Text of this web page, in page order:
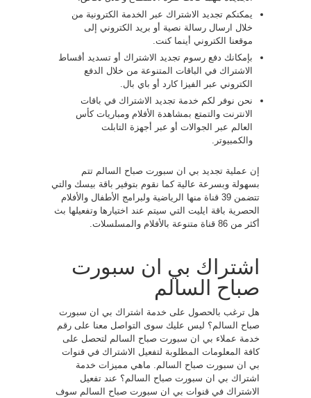
يمكنكم تجديد الاشتراك عبر الخدمة الكترونية من
خلال ارسال رسالة نصية أو بريد الكتروني إلى
موقعنا الكتروني أينما كنت.
بإمكانك دفع رسوم تجديد الاشتراك أو تسديد أقساط
الاشتراك في الباقات المتنوعة من خلال الدفع
الكتروني عبر الفيزا كارد أو باي بال.
نحن نوفر لكم خدمة تجديد الاشتراك في باقات
الانترنت والتمتع بمشاهدة الأفلام ومباريات كأس
العالم عبر الجوالات أو عبر أجهزة التابلت
والكمبيوتر.
إن عملية تجديد بي ان سبورت صباح السالم تتم
بسهولة وبسرعة عالية كما نقوم بتوفير باقة بيسك والتي
تتضمن 39 قناة منها الرياضية ولبرامج الأطفال والأفلام
الحصرية باقة ايليت التي سيتم عند اختيارها وتفعيلها بث
أكثر من 86 قناة متنوعة بالأفلام والمسلسلات.
اشتراك بي ان سبورت
صباح السالم
هل ترغب بالحصول على خدمة اشتراك بي ان سبورت
صباح السالم؟ ليس عليك سوى التواصل معنا على رقم
خدمة عملاء بي ان سبورت صباح السالم لتحصل على
كافة المعلومات المطلوبة لتفعيل الاشتراك في قنوات
بي ان سبورت صباح السالم. ماهي مميزات خدمة
اشتراك بي ان سبورت صباح السالم؟ عند تفعيل
الاشتراك في قنوات بي ان سبورت صباح السالم سوف